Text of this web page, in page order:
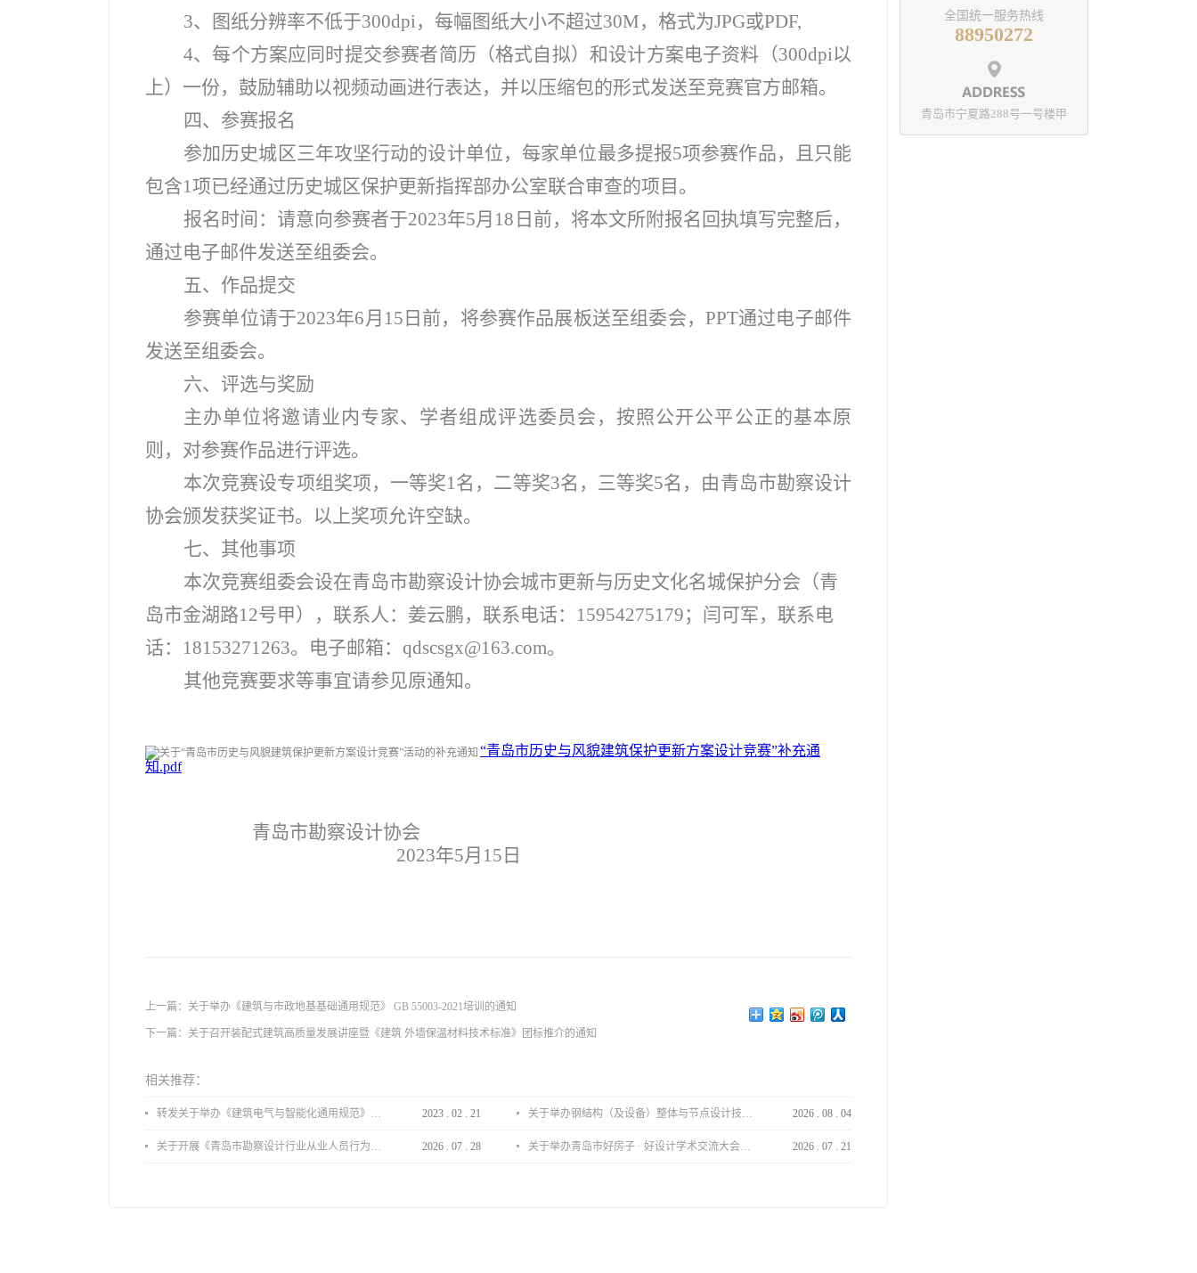
全国统一服务热线
88950272
青岛市宁夏路288号一号楼甲
3、图纸分辨率不低于300dpi，每幅图纸大小不超过30M，格式为JPG或PDF,
4、每个方案应同时提交参赛者简历（格式自拟）和设计方案电子资料（300dpi以
上）一份，鼓励辅助以视频动画进行表达，并以压缩包的形式发送至竞赛官方邮箱。
四、参赛报名
参加历史城区三年攻坚行动的设计单位，每家单位最多提报5项参赛作品，且只能
包含1项已经通过历史城区保护更新指挥部办公室联合审查的项目。
报名时间：请意向参赛者于2023年5月18日前，将本文所附报名回执填写完整后，
通过电子邮件发送至组委会。
五、作品提交
参赛单位请于2023年6月15日前，将参赛作品展板送至组委会，PPT通过电子邮件
发送至组委会。
六、评选与奖励
主办单位将邀请业内专家、学者组成评选委员会，按照公开公平公正的基本原
则，对参赛作品进行评选。
本次竞赛设专项组奖项，一等奖1名，二等奖3名，三等奖5名，由青岛市勘察设计
协会颁发获奖证书。以上奖项允许空缺。
七、其他事项
本次竞赛组委会设在青岛市勘察设计协会城市更新与历史文化名城保护分会（青
岛市金湖路12号甲），联系人：姜云鹏，联系电话：15954275179；闫可军，联系电
话：18153271263。电子邮箱：qdscsgx@163.com。
其他竞赛要求等事宜请参见原通知。
“青岛市历史与风貌建筑保护更新方案设计竞赛”补充通
知.pdf
青岛市勘察设计协会
2023年5月15日
上一篇： 关于举办《建筑与市政地基基础通用规范》 GB 55003-2021培训的通知
下一篇： 关于召开装配式建筑高质量发展讲座暨《建筑 外墙保温材料技术标准》团标推介的通知
相关推荐：
转发关于举办《建筑电气与智能化通用规范》 GB55024-2022公益宣贯的通知 2023 . 02 . 21 关于举办钢结构（及设备）整体与节点设计技术分享会的通知 2026 . 08 . 04
关于开展《青岛市勘察设计行业从业人员行为导则》、《青岛市住宅工程设计审查品质提升指引（2026版）》宣贯活动的通知 2026 . 07 . 28 关于举办青岛市好房子 · 好设计学术交流大会的通知 2026 . 07 . 21